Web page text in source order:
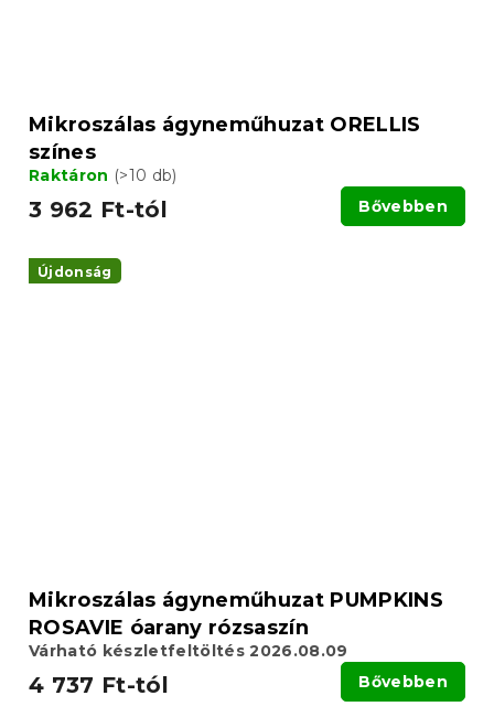
Mikroszálas ágyneműhuzat ORELLIS
színes
Raktáron (>10 db)
3 962 Ft-tól Bővebben
Újdonság
Mikroszálas ágyneműhuzat PUMPKINS
ROSAVIE óarany rózsaszín
Várható készletfeltöltés 2026.08.09
4 737 Ft-tól Bővebben